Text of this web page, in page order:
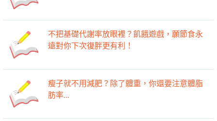
不把基礎代謝率放眼裡？飢餓遊戲，願節食永
遠對你下次復胖更有利！
瘦子就不用減肥？除了體重，你還要注意體脂
肪率...